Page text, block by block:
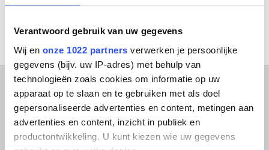
Verantwoord gebruik van uw gegevens
Wij en onze 1022 partners verwerken je persoonlijke
gegevens (bijv. uw IP-adres) met behulp van
technologieën zoals cookies om informatie op uw
apparaat op te slaan en te gebruiken met als doel
gepersonaliseerde advertenties en content, metingen aan
advertenties en content, inzicht in publiek en
productontwikkeling. U kunt kiezen wie uw gegevens
Zuid-Nederlandse school
Zuid-Nederlandse school
derde kwart 15de eeuw
Zuid-Nederlandse school
Zuid-Nederlandse school
15de eeuw
OVER DE MUSEA
Veelgestelde vragen
Praktisch
Onderzoek
Bibliotheek